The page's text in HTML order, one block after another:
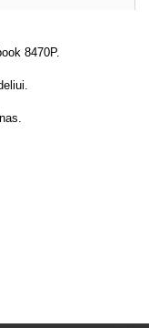
8470P.